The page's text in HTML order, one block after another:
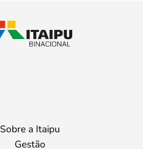
Sobre a Itaipu
Gestão